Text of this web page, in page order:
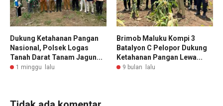
Dukung Ketahanan Pangan
Nasional, Polsek Logas
Tanah Darat Tanam Jagun...
1 minggu lalu
Brimob Maluku Kompi 3
Batalyon C Pelopor Dukung
Ketahanan Pangan Lewa...
9 bulan lalu